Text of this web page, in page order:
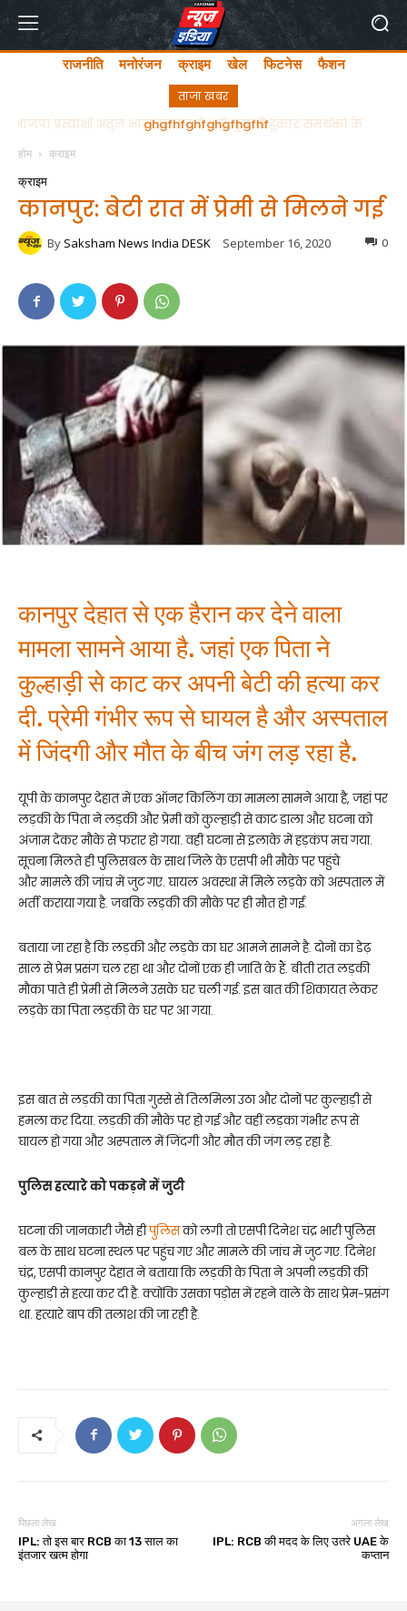
राजनीति मनोरंजन क्राइम खेल फिटनेस फैशन
ताजा खबर
ghgfhfghfghgfhgfhf
होम क्राइम
क्राइम
कानपुर: बेटी रात में प्रेमी से मिलने गई
By Saksham News India DESK September 16, 2020 0
कानपुर देहात से एक हैरान कर देने वाला
मामला सामने आया है. जहां एक पिता ने
कुल्हाड़ी से काट कर अपनी बेटी की हत्या कर
दी. प्रेमी गंभीर रूप से घायल है और अस्पताल
में जिंदगी और मौत के बीच जंग लड़ रहा है.
यूपी के कानपुर देहात में एक ऑनर किलिंग का मामला सामने आया है, जहां पर
लड़की के पिता ने लड़की और प्रेमी को कुल्हाड़ी से काट डाला और घटना को
अंजाम देकर मौके से फरार हो गया. वहीं घटना से इलाके में हड़कंप मच गया.
सूचना मिलते ही पुलिसबल के साथ जिले के एसपी भी मौके पर पहुंचे
और मामले की जांच में जुट गए. घायल अवस्था में मिले लड़के को अस्पताल में
भर्ती कराया गया है. जबकि लड़की की मौके पर ही मौत हो गई.
बताया जा रहा है कि लड़की और लड़के का घर आमने सामने है. दोनों का डेढ़
साल से प्रेम प्रसंग चल रहा था और दोनों एक ही जाति के हैं. बीती रात लड़की
मौका पाते ही प्रेमी से मिलने उसके घर चली गई. इस बात की शिकायत लेकर
लड़के का पिता लड़की के घर पर आ गया.
इस बात से लड़की का पिता गुस्से से तिलमिला उठा और दोनों पर कुल्हाड़ी से
हमला कर दिया. लड़की की मौके पर हो गई और वहीं लड़का गंभीर रूप से
घायल हो गया और अस्पताल में जिंदगी और मौत की जंग लड़ रहा है.
पुलिस हत्यारे को पकड़ने में जुटी
घटना की जानकारी जैसे हीपुलिसको लगी तो एसपी दिनेश चंद्र भारी पुलिस
बल के साथ घटना स्थल पर पहुंच गए और मामले की जांच में जुट गए. दिनेश
चंद्र, एसपी कानपुर देहात ने बताया कि लड़की के पिता ने अपनी लड़की की
कुल्हाड़ी से हत्या कर दी है. क्योंकि उसका पड़ोस में रहने वाले के साथ प्रेम-प्रसंग
था. हत्यारे बाप की तलाश की जा रही है.
पिछला लेख
IPL: तो इस बार RCB का 13 साल का
इंतजार खत्म होगा
अगला लेख
IPL: RCB की मदद के लिए उतरे UAE के
कप्तान